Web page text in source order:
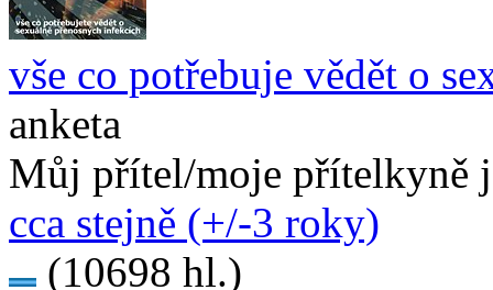
vše co potřebuje vědět o
anketa
Můj přítel/moje přítelkyně
cca stejně (+/-3 roky)
(10698 hl.)